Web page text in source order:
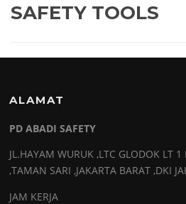
SAFETY TOOLS
ALAMAT
PD ABADI SAFETY
JL.HAYAM WURUK ,LTC GLODOK LT
,TAMAN SARI ,JAKARTA BARAT ,DKI
JAM KERJA